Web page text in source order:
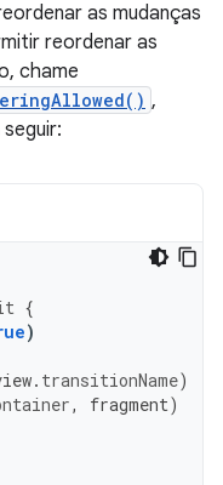
as mudanças
reordenar as
chame
,
{
)
. transitionName)
, fragment)